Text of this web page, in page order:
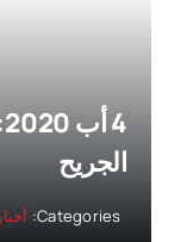
الجريح
Categories: